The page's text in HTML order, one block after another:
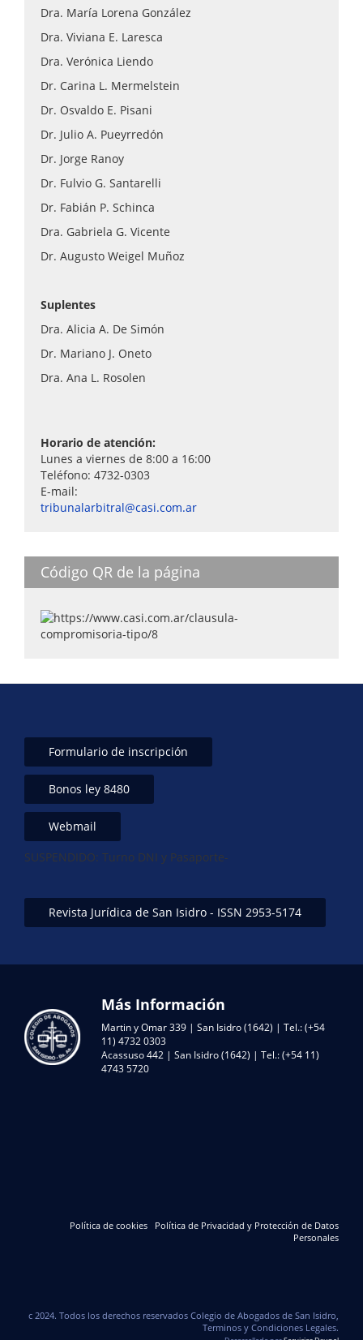
Dra. María Lorena González
Dra. Viviana E. Laresca
Dra. Verónica Liendo
Dr. Carina L. Mermelstein
Dr. Osvaldo E. Pisani
Dr. Julio A. Pueyrredón
Dr. Jorge Ranoy
Dr. Fulvio G. Santarelli
Dr. Fabián P. Schinca
Dra. Gabriela G. Vicente
Dr. Augusto Weigel Muñoz
Suplentes
Dra. Alicia A. De Simón
Dr. Mariano J. Oneto
Dra. Ana L. Rosolen
Horario de atención:
Lunes a viernes de 8:00 a 16:00
Teléfono: 4732-0303
E-mail:
tribunalarbitral@casi.com.ar
Código QR de la página
Formulario de inscripción
Bonos ley 8480
Webmail
SUSPENDIDO: Turno DNI y Pasaporte-
Revista Jurídica de San Isidro - ISSN 2953-5174
Más Información
Martin y Omar 339 | San Isidro (1642) | Tel.: (+54
11) 4732 0303
Acassuso 442 | San Isidro (1642) | Tel.: (+54 11)
4743 5720
Política de cookies
Política de Privacidad y Protección de Datos
Personales
c 2024. Todos los derechos reservados Colegio de Abogados de San Isidro,
Terminos y Condiciones Legales.